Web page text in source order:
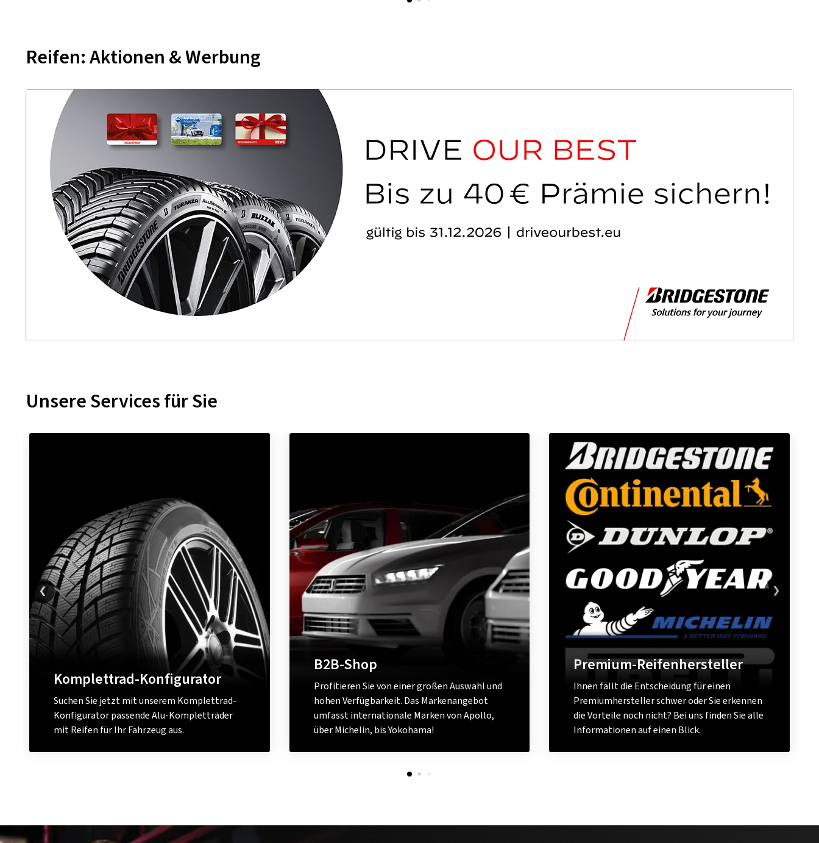
Reifen: Aktionen & Werbung
Unsere Services für Sie
Komplettrad-Konfigurator
Suchen Sie jetzt mit unserem Komplettrad-
Konfigurator passende Alu-Kompletträder
mit Reifen für Ihr Fahrzeug aus.
B2B-Shop
Profitieren Sie von einer großen Auswahl und
hohen Verfügbarkeit. Das Markenangebot
umfasst internationale Marken von Apollo,
über Michelin, bis Yokohama!
Premium-Reifenhersteller
Ihnen fällt die Entscheidung für einen
Premiumhersteller schwer oder Sie erkennen
die Vorteile noch nicht? Bei uns finden Sie alle
Informationen auf einen Blick.